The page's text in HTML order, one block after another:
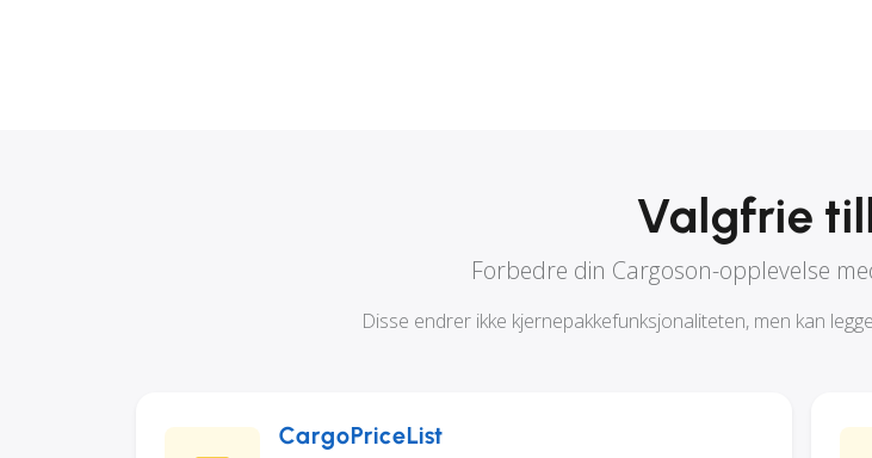
Valgfrie
Forbedre din Cargoson-opplevelse
Disse endrer ikke kjernepakkefunksjonaliteten, men kan
CargoPriceList